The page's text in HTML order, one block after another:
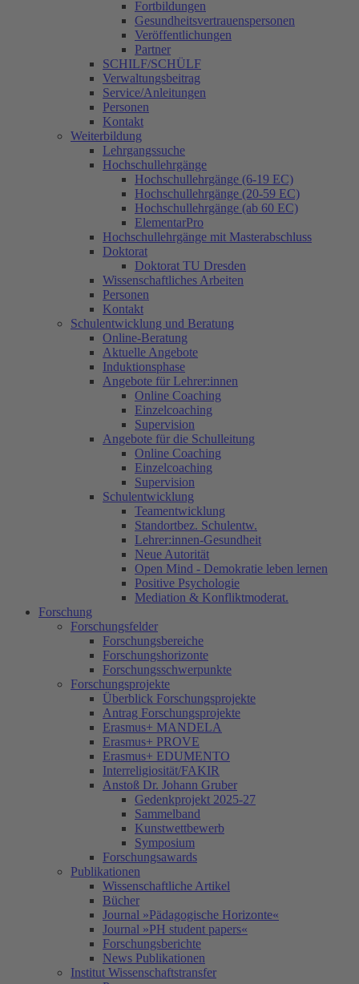
Fortbildungen
Gesundheitsvertrauenspersonen
Veröffentlichungen
Partner
SCHILF/SCHÜLF
Verwaltungsbeitrag
Service/Anleitungen
Personen
Kontakt
Weiterbildung
Lehrgangssuche
Hochschullehrgänge
Hochschullehrgänge (6-19 EC)
Hochschullehrgänge (20-59 EC)
Hochschullehrgänge (ab 60 EC)
ElementarPro
Hochschullehrgänge mit Masterabschluss
Doktorat
Doktorat TU Dresden
Wissenschaftliches Arbeiten
Personen
Kontakt
Schulentwicklung und Beratung
Online-Beratung
Aktuelle Angebote
Induktionsphase
Angebote für Lehrer:innen
Online Coaching
Einzelcoaching
Supervision
Angebote für die Schulleitung
Online Coaching
Einzelcoaching
Supervision
Schulentwicklung
Teamentwicklung
Standortbez. Schulentw.
Lehrer:innen-Gesundheit
Neue Autorität
Open Mind - Demokratie leben lernen
Positive Psychologie
Mediation & Konfliktmoderat.
Forschung
Forschungsfelder
Forschungsbereiche
Forschungshorizonte
Forschungsschwerpunkte
Forschungsprojekte
Überblick Forschungsprojekte
Antrag Forschungsprojekte
Erasmus+ MANDELA
Erasmus+ PROVE
Erasmus+ EDUMENTO
Interreligiosität/FAKIR
Anstoß Dr. Johann Gruber
Gedenkprojekt 2025-27
Sammelband
Kunstwettbewerb
Symposium
Forschungsawards
Publikationen
Wissenschaftliche Artikel
Bücher
Journal »Pädagogische Horizonte«
Journal »PH student papers«
Forschungsberichte
News Publikationen
Institut Wissenschaftstransfer